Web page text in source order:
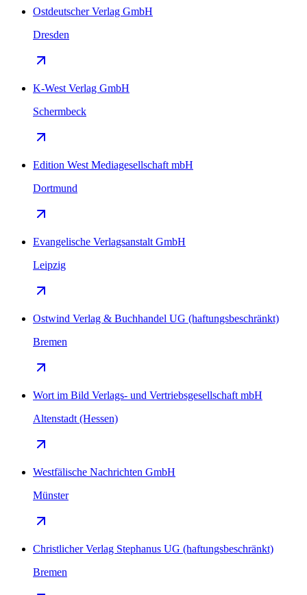
Ostdeutscher Verlag GmbH
Dresden
K-West Verlag GmbH
Schermbeck
Edition West Mediagesellschaft mbH
Dortmund
Evangelische Verlagsanstalt GmbH
Leipzig
Ostwind Verlag & Buchhandel UG (haftungsbeschränkt)
Bremen
Wort im Bild Verlags- und Vertriebsgesellschaft mbH
Altenstadt (Hessen)
Westfälische Nachrichten GmbH
Münster
Christlicher Verlag Stephanus UG (haftungsbeschränkt)
Bremen